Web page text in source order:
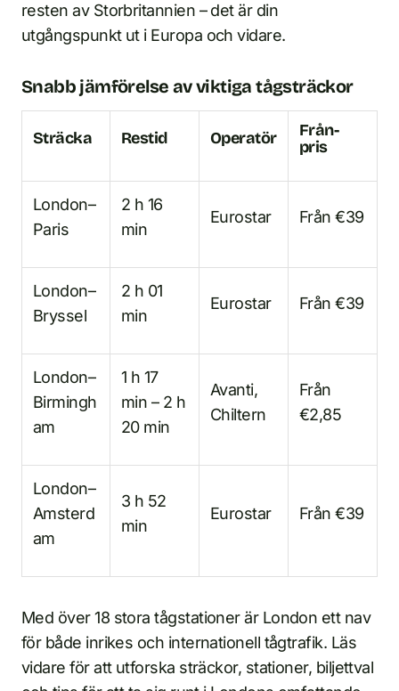
resten av Storbritannien – det är din
utgångspunkt ut i Europa och vidare.
Snabb jämförelse av viktiga tågsträckor
Sträcka Restid Operatör
Från-
pris
London–
Paris
2 h 16
min
Eurostar Från €39
London–
Bryssel
2 h 01
min
Eurostar Från €39
London–
Birmingh
am
1 h 17
min – 2 h
20 min
Avanti,
Chiltern
Från
€2,85
London–
Amsterd
am
3 h 52
min
Eurostar Från €39
Med över 18 stora tågstationer är London ett nav
för både inrikes och internationell tågtrafik. Läs
vidare för att utforska sträckor, stationer, biljettval